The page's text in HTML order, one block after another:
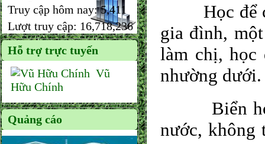
Truy cập hôm nay:5,411
Lượt truy cập: 16,718,236
Hỗ trợ trực tuyến
Vũ
Hữu Chính
Quảng cáo
Học để có
gia đình,
làm chị, học
nhường dưới.
Biển học
nước, không